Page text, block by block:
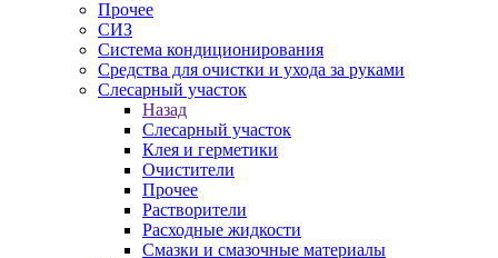
Прочее
СИЗ
Система кондиционирования
Средства для очистки и ухода за руками
Слесарный участок
Назад
Слесарный участок
Клея и герметики
Очистители
Прочее
Растворители
Расходные жидкости
Смазки и смазочные материалы